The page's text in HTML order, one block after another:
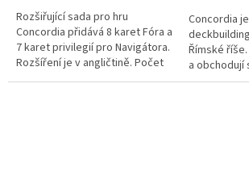
Rozšiřující sada pro hru
Concordia přidává 8 karet Fóra a
7 karet privilegií pro Navigátora.
Rozšíření je v angličtině. Počet
hráčů: 2 – 5 Věková skupina: 12+
Concordia
Římské
a obchodují
které